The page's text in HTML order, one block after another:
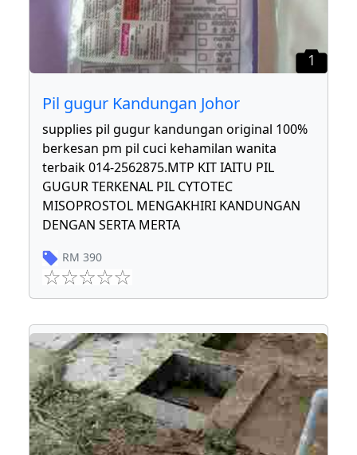
1
Pil gugur Kandungan Johor
supplies pil gugur kandungan original 100%
berkesan pm pil cuci kehamilan wanita
terbaik 014-2562875.MTP KIT IAITU PIL
GUGUR TERKENAL PIL CYTOTEC
MISOPROSTOL MENGAKHIRI KANDUNGAN
DENGAN SERTA MERTA
RM 390